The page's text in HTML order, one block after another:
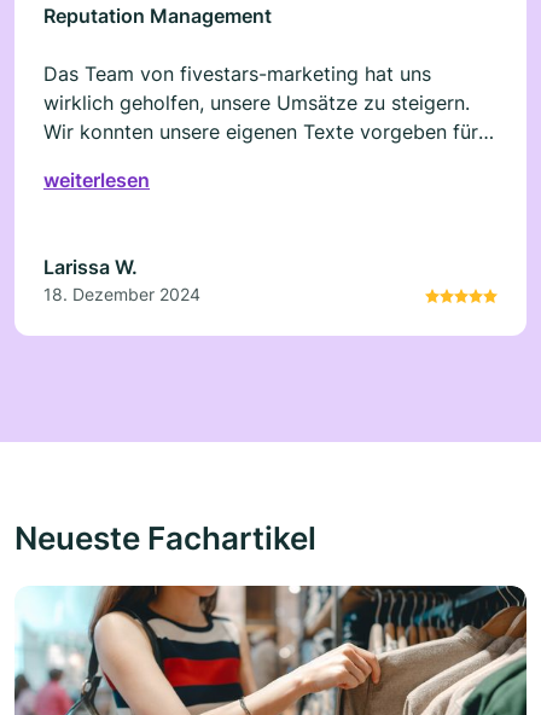
Reputation Management
Das Team von fivestars-marketing hat uns
wirklich geholfen, unsere Umsätze zu steigern.
Wir konnten unsere eigenen Texte vorgeben für
zu schauen welche Bewertung von fivestars-
weiterlesen
Larissa W.
18. Dezember 2024
Neueste Fachartikel